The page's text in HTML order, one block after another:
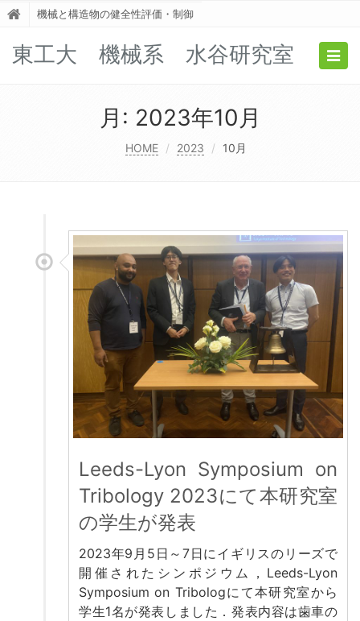
機械と構造物の健全性評価・制御
東工大 機械系 水谷研究室
月: 2023年10月
HOME 2023 10月
Leeds-Lyon Symposium on
Tribology 2023にて本研究室
の学生が発表
2023年9月5日～7日にイギリスのリーズで
開催されたシンポジウム，Leeds-Lyon
Symposium on Tribologにて本研究室から
学生1名が発表しました．発表内容は歯車の